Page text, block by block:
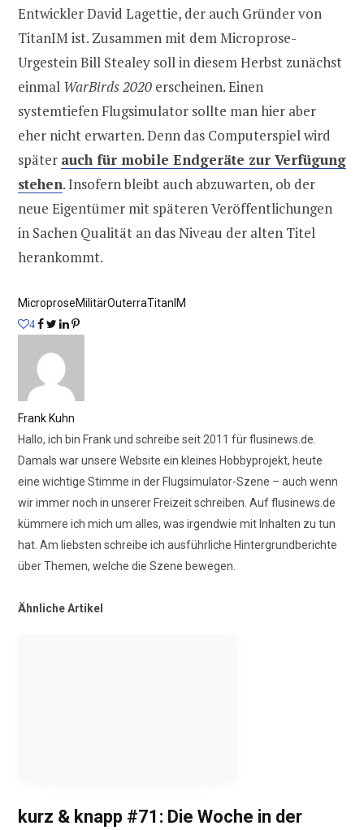
Entwickler David Lagettie, der auch Gründer von
TitanIM ist. Zusammen mit dem Microprose-
Urgestein Bill Stealey soll in diesem Herbst zunächst
einmal WarBirds 2020 erscheinen. Einen
systemtiefen Flugsimulator sollte man hier aber
eher nicht erwarten. Denn das Computerspiel wird
später auch für mobile Endgeräte zur Verfügung
stehen. Insofern bleibt auch abzuwarten, ob der
neue Eigentümer mit späteren Veröffentlichungen
in Sachen Qualität an das Niveau der alten Titel
herankommt.
MicroproseMilitärOuterraTitanIM
4
Frank Kuhn
Hallo, ich bin Frank und schreibe seit 2011 für flusinews.de.
Damals war unsere Website ein kleines Hobbyprojekt, heute
eine wichtige Stimme in der Flugsimulator-Szene – auch wenn
wir immer noch in unserer Freizeit schreiben. Auf flusinews.de
kümmere ich mich um alles, was irgendwie mit Inhalten zu tun
hat. Am liebsten schreibe ich ausführliche Hintergrundberichte
über Themen, welche die Szene bewegen.
Ähnliche Artikel
kurz & knapp #71: Die Woche in der